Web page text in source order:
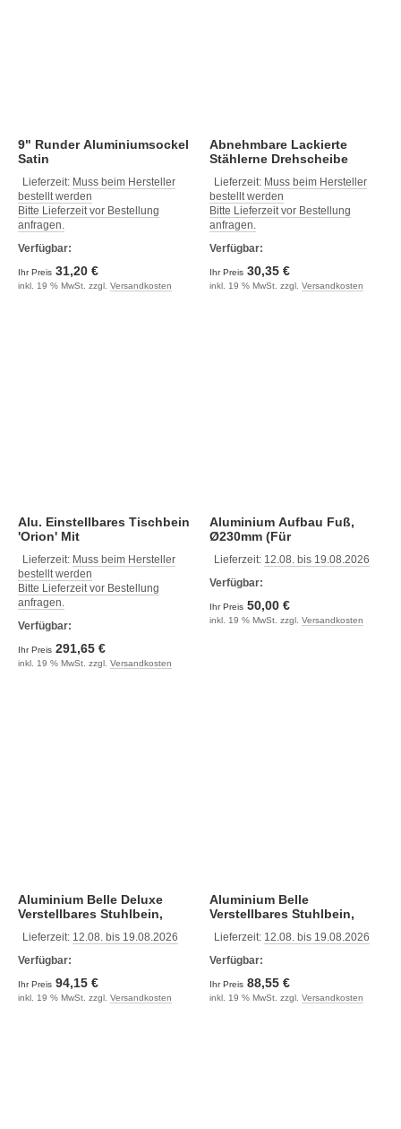
9" Runder Aluminiumsockel
Satin
Lieferzeit: Muss beim Hersteller
bestellt werden
Bitte Lieferzeit vor Bestellung
anfragen.
Verfügbar:
Ihr Preis 31,20 €
inkl. 19 % MwSt. zzgl. Versandkosten
Abnehmbare Lackierte
Stählerne Drehscheibe
Lieferzeit: Muss beim Hersteller
bestellt werden
Bitte Lieferzeit vor Bestellung
anfragen.
Verfügbar:
Ihr Preis 30,35 €
inkl. 19 % MwSt. zzgl. Versandkosten
Alu. Einstellbares Tischbein
'Orion' Mit
H=355-675mm, Mit 360°
Drehscheibe
Lieferzeit: Muss beim Hersteller
bestellt werden
Bitte Lieferzeit vor Bestellung
anfragen.
Verfügbar:
Ihr Preis 291,65 €
inkl. 19 % MwSt. zzgl. Versandkosten
Aluminium Aufbau Fuß,
Ø230mm (Für
Lieferzeit: 12.08. bis 19.08.2026
Verfügbar:
Ihr Preis 50,00 €
inkl. 19 % MwSt. zzgl. Versandkosten
Aluminium Belle Deluxe
Verstellbares Stuhlbein,
Drehscheibe, Aluminium
Lieferzeit: 12.08. bis 19.08.2026
Verfügbar:
Ihr Preis 94,15 €
inkl. 19 % MwSt. zzgl. Versandkosten
Aluminium Belle
Verstellbares Stuhlbein,
Mit 4x Lock, Grau
Lieferzeit: 12.08. bis 19.08.2026
Verfügbar:
Ihr Preis 88,55 €
inkl. 19 % MwSt. zzgl. Versandkosten